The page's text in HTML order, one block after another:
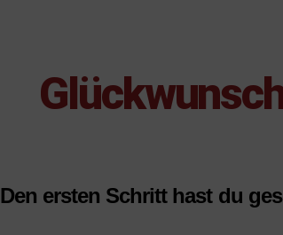
Den ersten Schritt hast du